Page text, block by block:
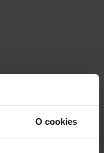
O cookies
k vysávaču - V-